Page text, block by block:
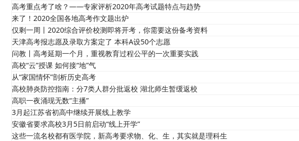
高考重点考了啥？——专家评析2020年高考试题特点与趋势
来了！2020全国各地高考作文题出炉
仅剩一周丨2020综合评价校测即将开考，你需要这份备考资料
天津高考报志愿及录取方案定了 本科A设50个志愿
问教丨高考延期一个月，重视教育过程公平的一次重要实践
高校“云”授课 如何接“地”气
从“家国情怀”剖析历史高考
高校肺炎防控指南：分7类人群分批返校 湖北师生暂缓返校
高职一夜涌现无数“主播”
3月起江苏省初高中继续开展线上教学
安徽省要求高校3月5日前启动“线上开学”
这些一流名校都有医学院，新高考要求物、化、生，其实就是理科生